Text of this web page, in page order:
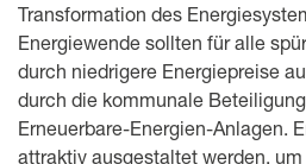
Transformation des
Energiewende sollten für alle
durch niedrigere Energiepreise
durch die kommunale
Erneuerbare-Energien-Anlagen.
attraktiv ausgestaltet werden, um